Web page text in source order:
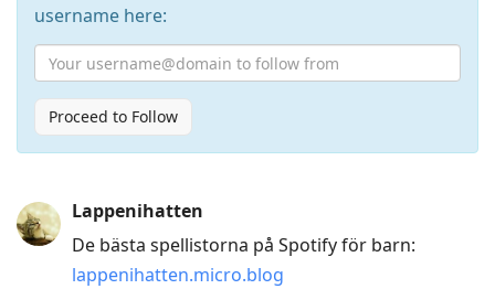
username here:
Proceed to Follow
Arrow
Down
Lappenihatten
De bästa spellistorna på Spotify för barn:
lappenihatten.micro.blog